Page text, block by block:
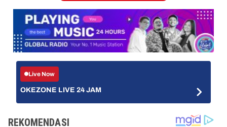
Live Now
OKEZONE LIVE 24 JAM